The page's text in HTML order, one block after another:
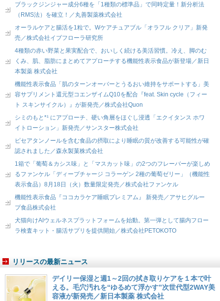
ブラックジンジャー成分6種を「1種類の標準品」で同時定量！新分析法
（RMS法）を確立！／丸善製薬株式会社
オーラルケアと腸活を1粒で。Wケアチュアブル「オラフル クリア」新発
売／株式会社イブフローラ研究所
4種類の赤い野菜と果実配合で、おいしく続ける美活習慣。冷え、脚のむ
くみ、肌、脂肪にまとめてアプローチする機能性表示食品が新登場／新日
本製薬 株式会社
機能性表示食品「肌のターンオーバーとうるおい維持をサポートする」美
容サプリメント還元型コエンザイムQ10を配合『feat. Skin cycle（フィー
ト スキンサイクル）』が新発売／株式会社Quon
シミのもと*¹ にアプローチ、硬い角層をほぐし浸透「エクイタンス ホワ
イトローション」新発売／サンスター株式会社
ピセアタンノールを含む食品の摂取により睡眠の質が改善する可能性が確
認されました／森永製菓株式会社
1箱で「葡萄＆カシス味」と「マスカット味」の2つのフレーバーが楽しめ
るファンケル「ディープチャージ コラーゲン 2種の葡萄ゼリー」（機能性
表示食品）8月18日（火）数量限定発売／株式会社ファンケル
機能性表示食品『ココカラケア睡眠プレミアム』 新発売／アサヒグルー
プ食品株式会社
犬猫向けAIウェルネスプラットフォームを始動。第一弾として腸内フロー
ラ検査キット・腸活サプリを提供開始／株式会社PETOKOTO
リリースの最新ニュース
デイリー保湿と週1～2回の拭き取りケアを１本で叶
える。毛穴汚れを“ゆるめて浮かす”次世代型2WAY美
容液が新発売／新日本製薬 株式会社